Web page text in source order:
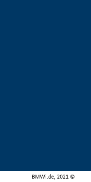
BMWi.de, 2021 ©